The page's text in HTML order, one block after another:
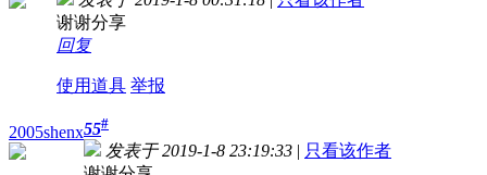
谢谢分享
回复
使用道具 举报
2005shenx55#
发表于 2019-1-8 23:19:33 | 只看该作者